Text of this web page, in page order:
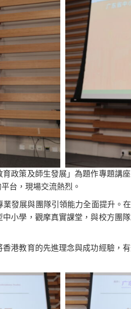
政策及師生發展」為題作專題講
台，現場交流熱烈。
發展與團隊引領能力全面提升。
小學，觀摩真實課堂，與校方團
港教育的先進理念與成功經驗，